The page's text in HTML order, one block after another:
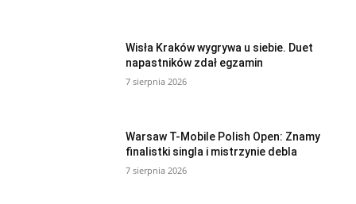
Wisła Kraków wygrywa u siebie. Duet
napastników zdał egzamin
7 sierpnia 2026
Warsaw T-Mobile Polish Open: Znamy
finalistki singla i mistrzynie debla
7 sierpnia 2026